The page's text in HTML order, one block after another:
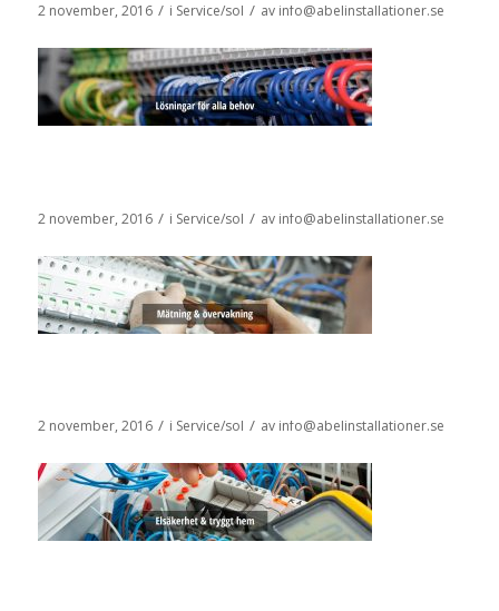
2 november, 2016 / i Service/sol / av info@abelinstallationer.se
2 november, 2016 / i Service/sol / av info@abelinstallationer.se
2 november, 2016 / i Service/sol / av info@abelinstallationer.se